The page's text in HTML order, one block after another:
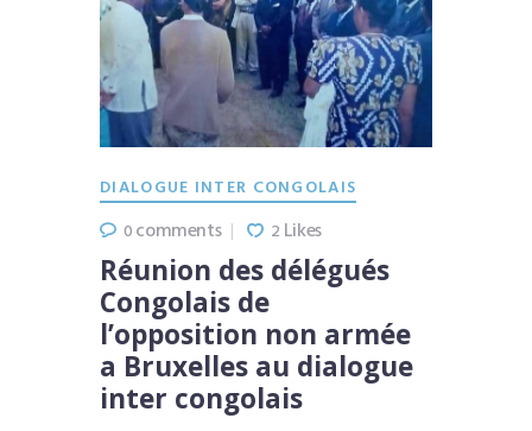
DIALOGUE INTER CONGOLAIS
0comments 2 Likes
Réunion des délégués
Congolais de
l’opposition non armée
a Bruxelles au dialogue
inter congolais